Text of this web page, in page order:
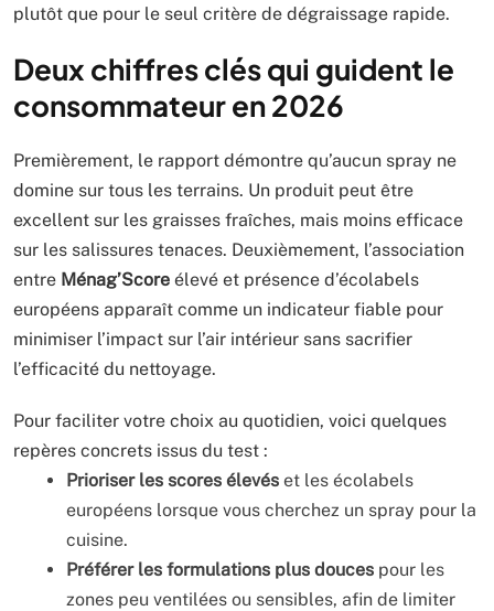
plutôt que pour le seul critère de dégraissage rapide.
Deux chiffres clés qui guident le
consommateur en 2026
Premièrement, le rapport démontre qu’aucun spray ne
domine sur tous les terrains. Un produit peut être
excellent sur les graisses fraîches, mais moins efficace
sur les salissures tenaces. Deuxièmement, l’association
entre Ménag’Score élevé et présence d’écolabels
européens apparaît comme un indicateur fiable pour
minimiser l’impact sur l’air intérieur sans sacrifier
l’efficacité du nettoyage.
Pour faciliter votre choix au quotidien, voici quelques
repères concrets issus du test :
Prioriser les scores élevés et les écolabels
européens lorsque vous cherchez un spray pour la
cuisine.
Préférer les formulations plus douces pour les
zones peu ventilées ou sensibles, afin de limiter